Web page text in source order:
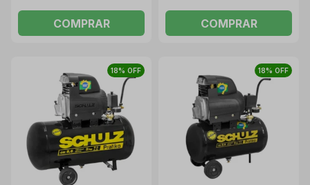
COMPRAR COMPRAR
18% OFF 18% OFF